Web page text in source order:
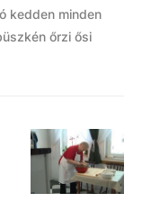
kedden minden
őrzi ősi